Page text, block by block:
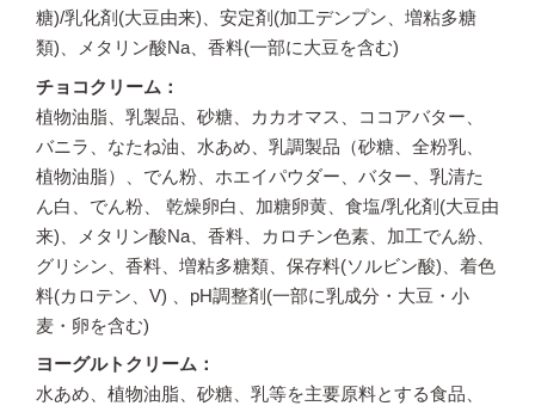
糖)/乳化剤(大豆由来)、安定剤(加工デンプン、増粘多糖
類)、メタリン酸Na、香料(一部に大豆を含む)
チョコクリーム
植物油脂、乳製品、砂糖、カカオマス、ココアバター、
バニラ、なたね油、水あめ、乳調製品（砂糖、全粉乳、
植物油脂）、でん粉、ホエイパウダー、バター、乳清た
ん白、でん粉、 乾燥卵白、加糖卵黄、食塩/乳化剤(大豆由
来)、メタリン酸Na、香料、カロチン色素、加工でん紛、
グリシン、香料、増粘多糖類、保存料(ソルビン酸)、着色
料(カロテン、V) 、pH調整剤(一部に乳成分・大豆・小
麦・卵を含む)
ヨーグルトクリーム
水あめ、植物油脂、砂糖、乳等を主要原料とする食品、